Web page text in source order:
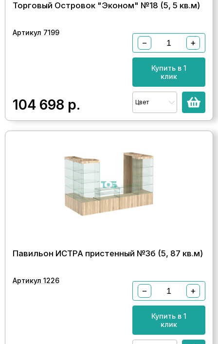
Торговый Островок "Эконом" №18 (5, 5 кв.м)
Артикул 7199
104 698 р.
− +
Купить в 1
клик
Цвет
Павильон ИСТРА пристенный №3б (5, 87 кв.м)
Артикул 1226
− +
Купить в 1
клик